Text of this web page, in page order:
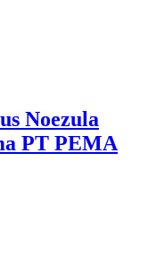
Noezula
PT PEMA